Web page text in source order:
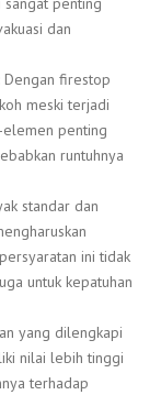
dan
: Dengan firestop
meski terjadi
penting
runtuhnya
standar dan
ini tidak
untuk kepatuhan
yang dilengkapi
nilai lebih tinggi
terhadap